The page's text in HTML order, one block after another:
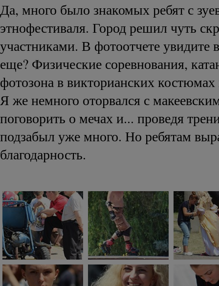
Да, много было знакомых ребят с
этнофестиваля. Город решил чуть
участниками. В фотоотчете увидите
еще? Физические соревнования,
фотозона в викторианских
Я же немного оторвался с
поговорить о мечах и... проведя
подзабыл уже много. Но ребятам
благодарность.